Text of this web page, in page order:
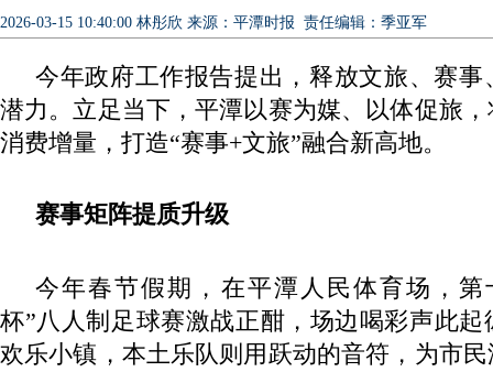
2026-03-15 10:40:00 林彤欣 来源：平潭时报 责任编辑：季亚军
今年政府工作报告提出，释放文旅、赛事
潜力。立足当下，平潭以赛为媒、以体促旅
消费增量，打造“赛事+文旅”融合新高地。
赛事矩阵提质升级
今年春节假期，在平潭人民体育场，第
杯”八人制足球赛激战正酣，场边喝彩声此
欢乐小镇，本土乐队则用跃动的音符，为市